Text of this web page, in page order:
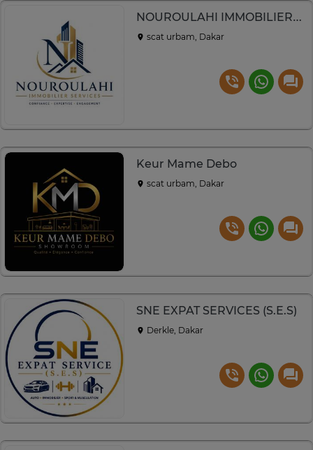
NOUROULAHI IMMOBILIER SERVICES
scat urbam, Dakar
Keur Mame Debo
scat urbam, Dakar
SNE EXPAT SERVICES (S.E.S)
Derkle, Dakar